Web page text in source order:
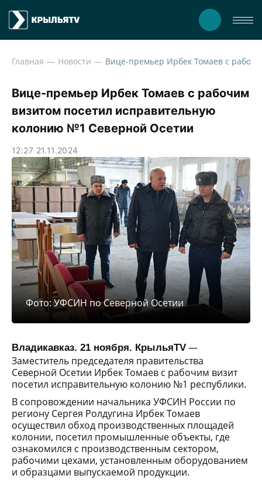
Главная Новости
Вице-премьер Ирбек Томаев с рабочим
визитом посетил исправительную
колонию №1 Северной Осетии
12:27 21.11.2024
Фото: УФСИН по Северной Осетии
Владикавказ. 21 ноября. КрыльяTV —
Заместитель председателя правительства
Северной Осетии Ирбек Томаев с рабочим визит
посетил исправительную колонию №1 республики.
В сопровождении начальника УФСИН России по
региону Сергея Ролдугина Ирбек Томаев
осуществил обход производственных площадей
колонии, посетил промышленные объекты, где
ознакомился с производственным сектором,
рабочими цехами, установленным оборудованием
и образцами выпускаемой продукции.